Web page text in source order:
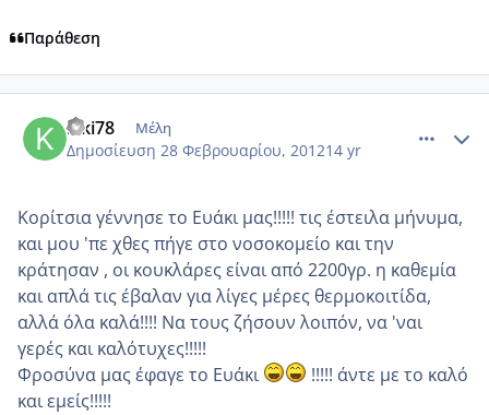
Παράθεση
kiki78 Μέλη
Δημοσίευση 28 Φεβρουαρίου, 201214 yr
Κορίτσια γέννησε το Ευάκι μας!!!!! τις έστειλα μήνυμα,
και μου 'πε χθες πήγε στο νοσοκομείο και την
κράτησαν , οι κουκλάρες είναι από 2200γρ. η καθεμία
και απλά τις έβαλαν για λίγες μέρες θερμοκοιτίδα,
αλλά όλα καλά!!!! Να τους ζήσουν λοιπόν, να 'ναι
γερές και καλότυχες!!!!!
Φροσύνα μας έφαγε το Ευάκι
!!!!! άντε με το καλό
και εμείς!!!!!